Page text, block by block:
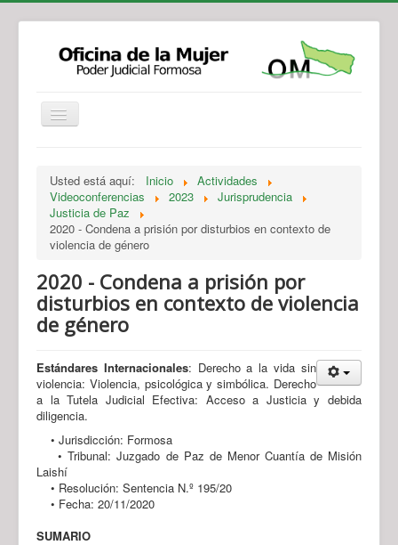
Legislación
Novedades
Recursos y Servicios de Atención
Usted está aquí: Inicio
Actividades
Videoconferencias
2023
Jurisprudencia
Justicia de Paz
2020 - Condena a prisión por disturbios en contexto de
violencia de género
2020 - Condena a prisión por
disturbios en contexto de violencia
de género
Estándares Internacionales: Derecho a la vida sin
violencia: Violencia, psicológica y simbólica. Derecho
a la Tutela Judicial Efectiva: Acceso a Justicia y debida
diligencia.
• Jurisdicción: Formosa
• Tribunal: Juzgado de Paz de Menor Cuantía de Misión
Laishí
• Resolución: Sentencia N.º 195/20
• Fecha: 20/11/2020
SUMARIO